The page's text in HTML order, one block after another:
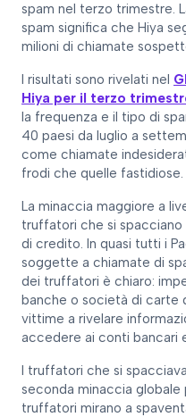
spam nel terzo trimestre.
spam significa che Hiya
milioni di chiamate
I risultati sono rivelati nel
Hiya per il terzo
la frequenza e il tipo di
40 paesi da luglio a
come chiamate
frodi che quelle fastidiose.
La minaccia maggiore a
truffatori che si
di credito. In quasi tutti i
soggette a chiamate di
dei truffatori è chiaro:
banche o società di carte
vittime a rivelare
accedere ai conti bancari
I truffatori che si
seconda minaccia globale
truffatori mirano a